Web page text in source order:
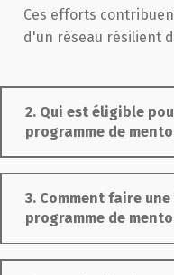
Ces efforts
d'un réseau résilient
2. Qui est éligible
programme de
3. Comment faire
programme de